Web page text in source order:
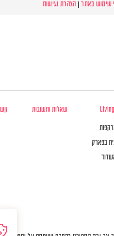
שימוש באתר| הצהרת נגישות
שאלות ותשובות